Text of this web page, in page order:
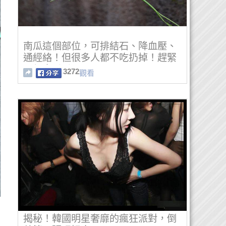
南瓜這個部位，可排結石、降血壓、
通經絡！但很多人都不吃扔掉！趕緊
一起來看看！
3272觀看
揭秘！韓國明星奢靡的瘋狂派對，倒